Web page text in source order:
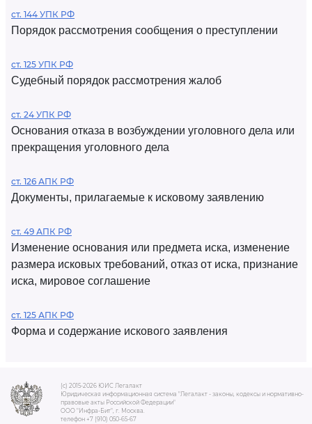
ст. 144 УПК РФ
Порядок рассмотрения сообщения о преступлении
ст. 125 УПК РФ
Судебный порядок рассмотрения жалоб
ст. 24 УПК РФ
Основания отказа в возбуждении уголовного дела или
прекращения уголовного дела
ст. 126 АПК РФ
Документы, прилагаемые к исковому заявлению
ст. 49 АПК РФ
Изменение основания или предмета иска, изменение
размера исковых требований, отказ от иска, признание
иска, мировое соглашение
ст. 125 АПК РФ
Форма и содержание искового заявления
(c) 2015-2026 ЮИС Легалакт
Юридическая информационная система "Легалакт - законы, кодексы и нормативно-
правовые акты Российской Федерации"
ООО "Инфра-Бит", г. Москва.
телефон +7 (910) 050-65-67